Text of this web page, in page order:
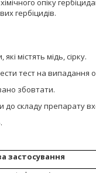
опіку
гербіцидів.
містять мідь, сірку.
тест на випадання
збовтати.
складу препарату
застосування